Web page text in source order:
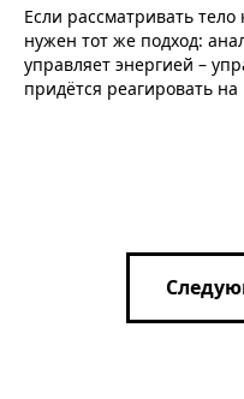
Если рассматривать
нужен тот же подход:
управляет энергией –
придётся реагировать на